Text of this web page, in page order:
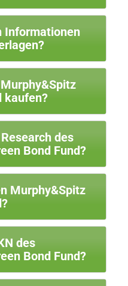
Informationen
kaufen?
des
Bond Fund?
Murphy&Spitz
des
Bond Fund?